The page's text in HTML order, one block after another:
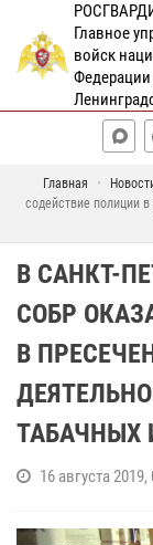
Главное
войск
Федерации
Главная
содействие полиции
В САНКТ-
СОБР
В
ТАБАЧНЫХ
16 августа 2019,